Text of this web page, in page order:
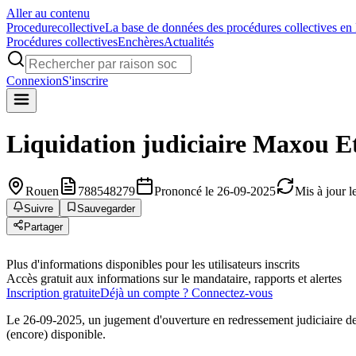
Aller au contenu
ProcedurecollectiveLa base de données des procédures collectives en
Procédures collectivesEnchèresActualités
ConnexionS'inscrire
Liquidation judiciaire Maxou
Rouen 788548279 Prononcé le 26-09-2025 Mis à jour
Suivre
Sauvegarder
Partager
Plus d'informations disponibles pour les utilisateurs inscrits
Accès gratuit aux informations sur le mandataire, rapports et alertes
Inscription gratuiteDéjà un compte ? Connectez-vous
Le 26-09-2025, un jugement d'ouverture en redressement judiciaire
(encore) disponible.